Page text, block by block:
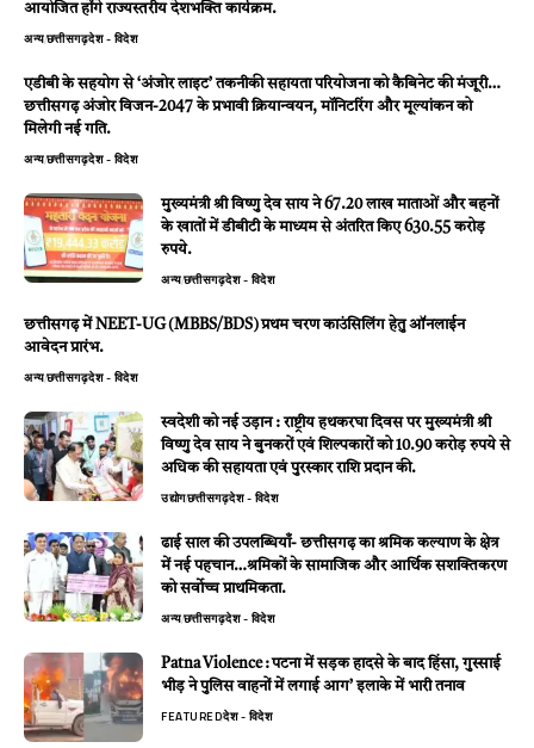
आयोजित होंगे राज्यस्तरीय देशभक्ति कार्यक्रम.
अन्यछत्तीसगढ़देश - विदेश
एडीबी के सहयोग से ‘अंजोर लाइट’ तकनीकी सहायता परियोजना को कैबिनेट की मंजूरी…
छत्तीसगढ़ अंजोर विजन-2047 के प्रभावी क्रियान्वयन, मॉनिटरिंग और मूल्यांकन को
मिलेगी नई गति.
अन्यछत्तीसगढ़देश - विदेश
मुख्यमंत्री श्री विष्णु देव साय ने 67.20 लाख माताओं और बहनों
के खातों में डीबीटी के माध्यम से अंतरित किए 630.55 करोड़
रुपये.
अन्यछत्तीसगढ़देश - विदेश
छत्तीसगढ़ में NEET-UG (MBBS/BDS) प्रथम चरण काउंसिलिंग हेतु ऑनलाईन
आवेदन प्रारंभ.
अन्यछत्तीसगढ़देश - विदेश
स्वदेशी को नई उड़ान : राष्ट्रीय हथकरघा दिवस पर मुख्यमंत्री श्री
विष्णु देव साय ने बुनकरों एवं शिल्पकारों को 10.90 करोड़ रुपये से
अधिक की सहायता एवं पुरस्कार राशि प्रदान की.
उद्योगछत्तीसगढ़देश - विदेश
ढाई साल की उपलब्धियाँ- छत्तीसगढ़ का श्रमिक कल्याण के क्षेत्र
में नई पहचान…श्रमिकों के सामाजिक और आर्थिक सशक्तिकरण
को सर्वाेच्च प्राथमिकता.
अन्यछत्तीसगढ़देश - विदेश
Patna Violence : पटना में सड़क हादसे के बाद हिंसा, गुस्साई
भीड़ ने पुलिस वाहनों में लगाई आग’ इलाके में भारी तनाव
FEATUREDदेश - विदेश